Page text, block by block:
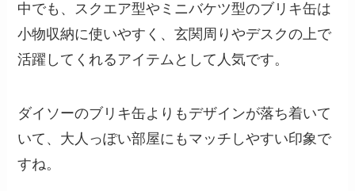
中でも、スクエア型やミニバケツ型のブリキ缶は
小物収納に使いやすく、玄関周りやデスクの上で
活躍してくれるアイテムとして人気です。
ダイソーのブリキ缶よりもデザインが落ち着いて
いて、大人っぽい部屋にもマッチしやすい印象で
すね。